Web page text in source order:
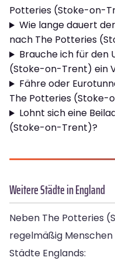
Potteries (Stoke-on-
Wie lange dauert
nach The Potteries
Brauche ich für den
(Stoke-on-Trent) ein
Fähre oder
The Potteries (Stoke-
Lohnt sich eine
(Stoke-on-Trent)?
Weitere Städte in England
Neben The Potteries
regelmäßig
Städte Englands: